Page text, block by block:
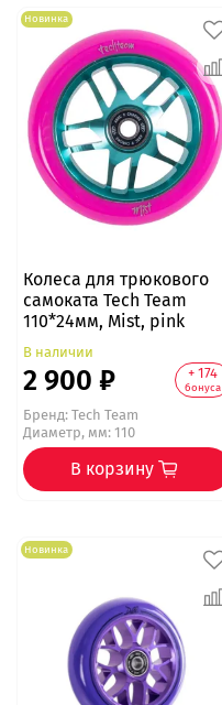
Новинка
Колеса для трюкового
самоката Tech Team
110*24мм, Mist, pink
В наличии
2 900 ₽ + 174
бонуса
Бренд:Tech Team
Диаметр, мм: 110
В корзину
Новинка